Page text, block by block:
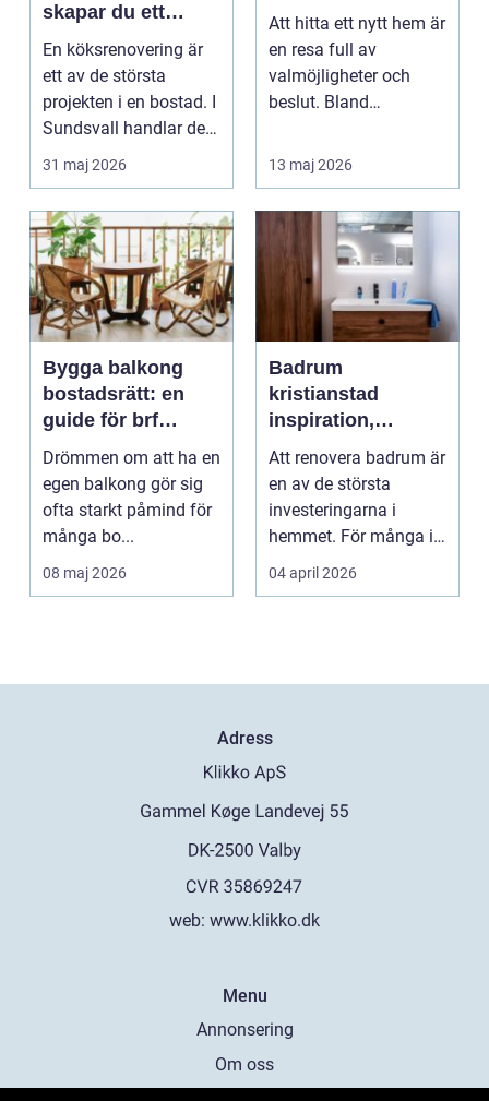
skapar du ett
hållbart och
funktionellt kök
En köksrenovering är
ett av de största
projekten i en bostad. I
Sundsvall handlar det
ofta om att ko...
31 maj 2026
Att hitta ett nytt hem är
en resa full av
valmöjligheter och
beslut. Bland
och sjö...
13 maj 2026
Bygga balkong
bostadsrätt: en
guide för brf
medlemmar
Drömmen om att ha en
egen balkong gör sig
ofta starkt påmind för
många bo...
08 maj 2026
Badrum
kristianstad
inspiration,
planering och
smarta val
Att renovera badrum är
en av de största
investeringarna i
hemmet. För många i
och runt Kristianstad ...
04 april 2026
Adress
web: www.klikko.dk
Menu
Annonsering
Om oss